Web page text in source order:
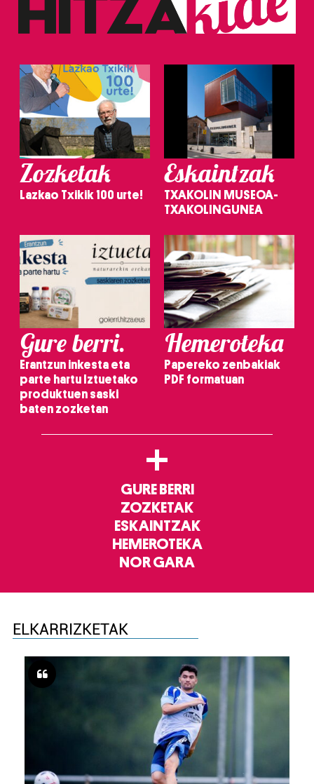
Zozketak
Lazkao Txikik 100 urte!
Eskaintzak
TXAKOLIN MUSEOA-
TXAKOLINGUNEA
Gure berri.
Erantzun inkesta eta
parte hartu Iztuetako
produktuen saski
baten zozketan
Hemeroteka
Papereko zenbakiak
PDF formatuan
+
GURE BERRI
ZOZKETAK
ESKAINTZAK
HEMEROTEKA
NOR GARA
ELKARRIZKETAK